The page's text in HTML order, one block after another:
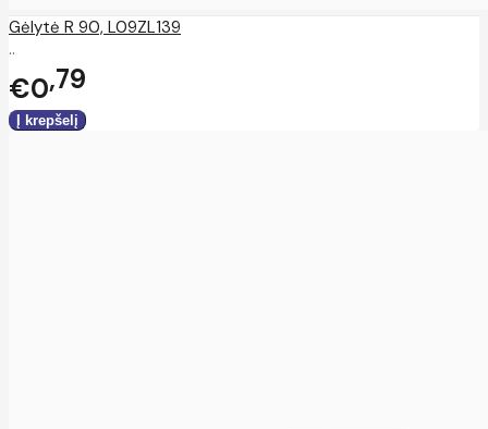
Gėlytė R 90, L09ZL139
..
€0 79